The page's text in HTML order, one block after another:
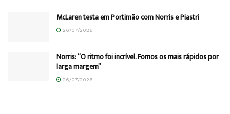
McLaren testa em Portimão com Norris e Piastri
26/07/2026
Norris: “O ritmo foi incrível. Fomos os mais rápidos por
larga margem”
26/07/2026